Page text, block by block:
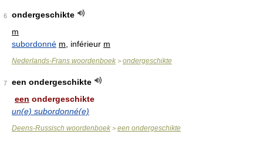
6
ondergeschikte
m
subordonné m , inférieur m
Nederlands-Frans woordenboek > ondergeschikte
7
een ondergeschikte
een ondergeschikte
un(e) subordonné(e)
Deens-Russisch woordenboek > een ondergeschikte